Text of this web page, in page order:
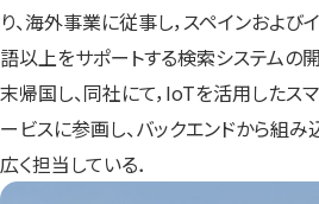
り、海外事業に従事し，スペインおよび
語以上をサポートする検索システムの
末帰国し、同社にて，IoTを活用したス
ービスに参画し、バックエンドから組
広く担当している．